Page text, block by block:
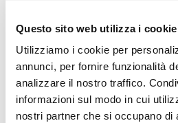
Questo sito web utilizza i cookie
Utilizziamo i cookie per
annunci, per fornire funzionalità
analizzare il nostro traffico.
informazioni sul modo in cui
nostri partner che si occupano di